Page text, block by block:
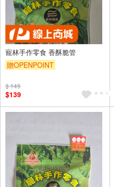
寵林手作零食 香酥脆管
贈OPENPOINT
$ 149
$139